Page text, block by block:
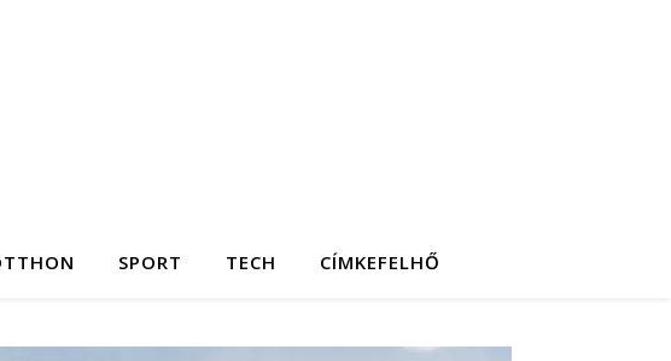
SPORT TECH CÍMKEFELHŐ